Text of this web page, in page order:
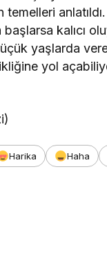
temelleri
kalıcı
yaşlarda
yol
Harika Haha